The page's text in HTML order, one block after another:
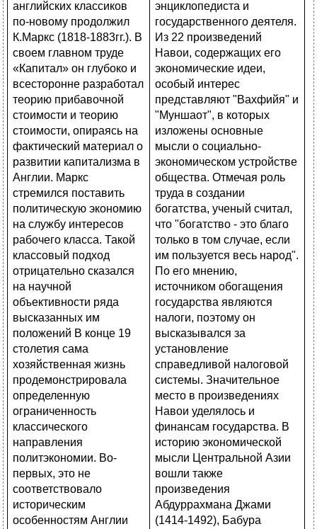
энциклопедиста и
государственного деятеля.
Из 22 произведений
Навои, содержащих его
экономические идеи,
особый интерес
представляют "Вахфийя" и
"Муншаот", в которых
изложены основные
мысли о социально-
экономическом устройстве
общества. Отмечая роль
труда в создании
богатства, ученый считал,
что "богатство - это благо
только в том случае, если
им пользуется весь народ".
По его мнению,
источником обогащения
государства являются
налоги, поэтому он
высказывался за
установление
справедливой налоговой
системы. Значительное
место в произведениях
Навои уделялось и
финансам государства. В
историю экономической
мысли Центральной Азии
вошли также
произведения
Абдуррахмана Джами
(1414-1492), Бабура